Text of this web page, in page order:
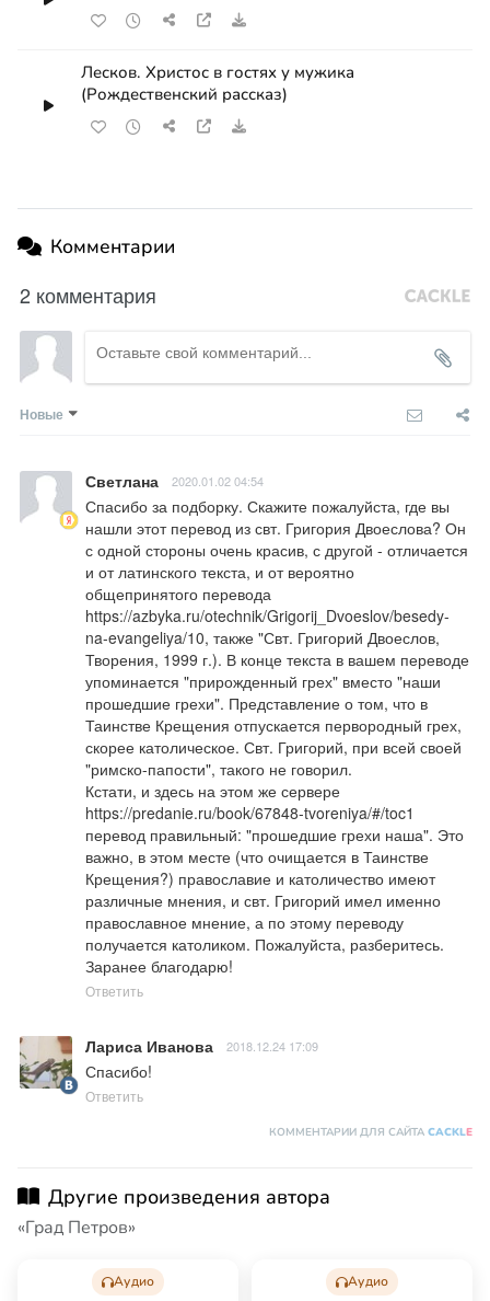
Лесков. Христос в гостях у мужика
(Рождественский рассказ)
Комментарии
2 комментария
Новые
Светлана 2020.01.02 04:54
Спасибо за подборку. Скажите пожалуйста, где вы
нашли этот перевод из свт. Григория Двоеслова? Он
с одной стороны очень красив, с другой - отличается
и от латинского текста, и от вероятно
https://azbyka.ru/otechnik/Grigorij_Dvoeslov/besedy-
na-evangeliya/10, также "Свт. Григорий Двоеслов,
Творения, 1999 г.). В конце текста в вашем переводе
упоминается "прирожденный грех" вместо "наши
прошедшие грехи". Представление о том, что в
Таинстве Крещения отпускается первородный грех,
скорее католическое. Свт. Григорий, при всей своей
"римско-папости", такого не говорил.
https://predanie.ru/book/67848-tvoreniya/#/toc1
перевод правильный: "прошедшие грехи наша". Это
важно, в этом месте (что очищается в Таинстве
Крещения?) православие и католичество имеют
различные мнения, и свт. Григорий имел именно
православное мнение, а по этому переводу
получается католиком. Пожалуйста, разберитесь.
Заранее благодарю!
Ответить
Лариса Иванова 2018.12.24 17:09
Спасибо!
Ответить
КОММЕНТАРИИ ДЛЯ САЙТА CACKLE
Другие произведения автора
«Град Петров»
Аудио Аудио